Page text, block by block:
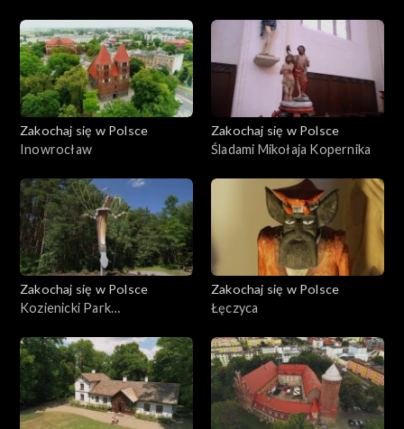
Zakochaj się w Polsce
Inowrocław
Zakochaj się w Polsce
Śladami Mikołaja Kopernika
Zakochaj się w Polsce
Kozienicki Park
Zakochaj się w Polsce
Łęczyca